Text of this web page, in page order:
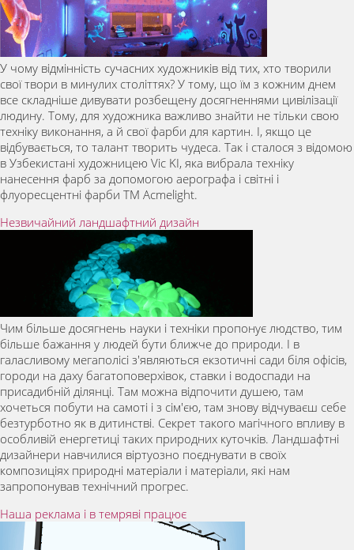
У чому відмінність сучасних художників від тих, хто творили
свої твори в минулих століттях? У тому, що їм з кожним днем
все складніше дивувати розбещену досягненнями цивілізації
людину. Тому, для художника важливо знайти не тільки свою
техніку виконання, а й свої фарби для картин. І, якщо це
відбувається, то талант творить чудеса. Так і сталося з відомою
в Узбекистані художницею Vic KI, яка вибрала техніку
нанесення фарб за допомогою аерографа і світні і
флуоресцентні фарби ТМ Acmelight.
Незвичайний ландшафтний дизайн
Чим більше досягнень науки і техніки пропонує людство, тим
більше бажання у людей бути ближче до природи. І в
галасливому мегаполісі з'являються екзотичні сади біля офісів,
городи на даху багатоповерхівок, ставки і водоспади на
присадибній ділянці. Там можна відпочити душею, там
хочеться побути на самоті і з сім'єю, там знову відчуваєш себе
безтурботно як в дитинстві. Секрет такого магічного впливу в
особливій енергетиці таких природних куточків. Ландшафтні
дизайнери навчилися віртуозно поєднувати в своїх
композиціях природні матеріали і матеріали, які нам
запропонував технічний прогрес.
Наша реклама і в темряві працює